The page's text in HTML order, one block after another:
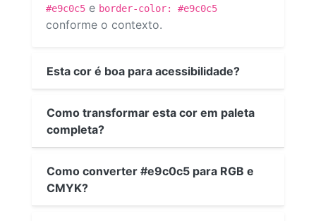
#e9c0c5 e border-color: #e9c0c5
conforme o contexto.
Esta cor é boa para acessibilidade?
Como transformar esta cor em paleta
completa?
Como converter #e9c0c5 para RGB e
CMYK?